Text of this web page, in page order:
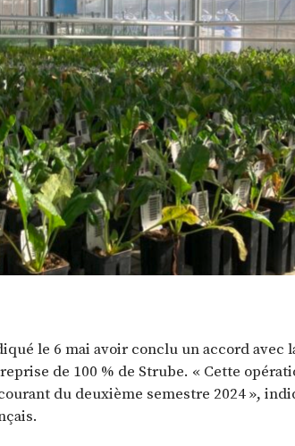
le 6 mai avoir conclu un accord avec
de 100 % de Strube. « Cette
du deuxième semestre 2024 »,